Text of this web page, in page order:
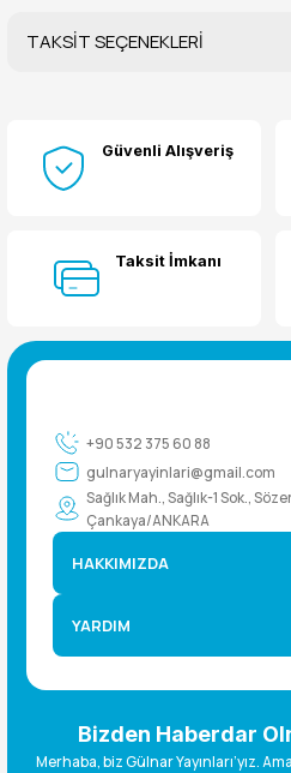
Yorum
TAKSİT SEÇENEKLERİ
Güvenli Alışveriş
Taksit İmkanı
+90 532 375 60 88
gulnaryayinlari@gmail.com
Sağlık Mah., Sağlık-1 Sok.,
Çankaya/ANKARA
HAKKIMIZDA
YARDIM
Bizden Haberdar
Merhaba, biz Gülnar Yayınları’yız.